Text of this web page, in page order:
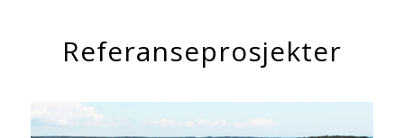
Referanseprosjekter